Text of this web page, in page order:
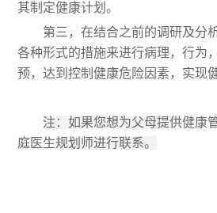
其制定健康计划。
第三，在结合之前的调研及分
各种形式的措施来进行病理，行为
预，达到控制健康危险因素，实现
注：如果您想为父母提供健康
庭医生规划师进行联系。